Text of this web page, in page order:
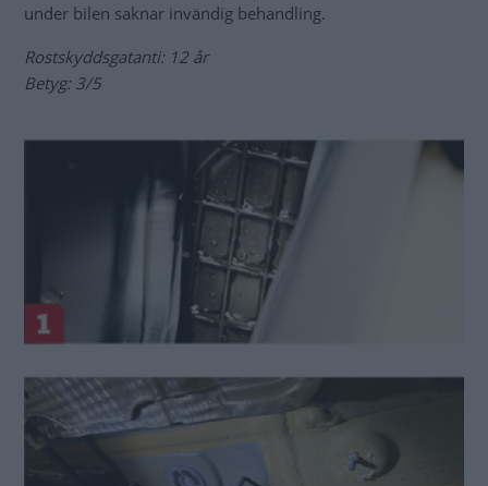
under bilen saknar invändig behandling.
Rostskyddsgatanti: 12 år
Betyg: 3/5